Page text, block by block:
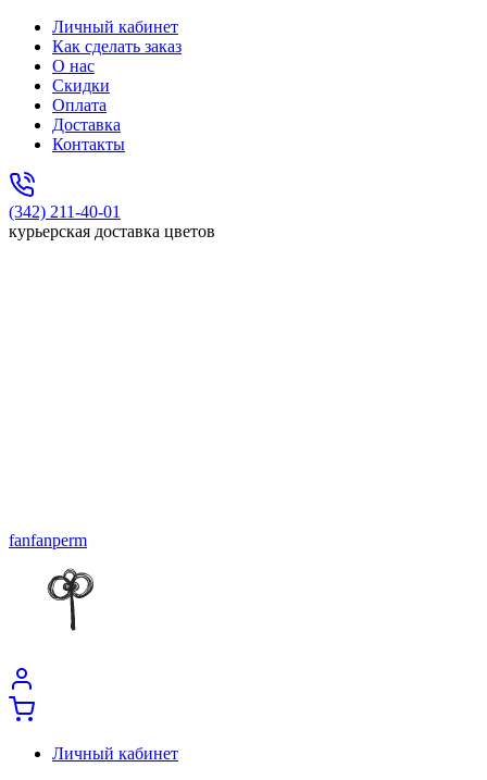
Личный кабинет
Как сделать заказ
О нас
Скидки
Оплата
Доставка
Контакты
(342) 211-40-01
курьерская доставка цветов
fanfanperm
Личный кабинет